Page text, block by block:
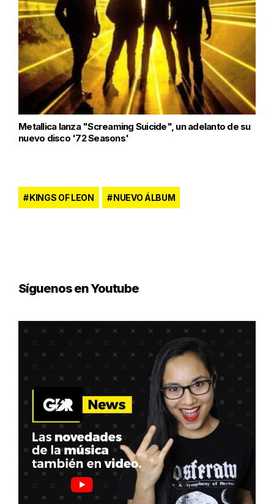
Metallica lanza "Screaming Suicide", un adelanto de su
nuevo disco '72 Seasons'
KINGS OF LEON NUEVO ÁLBUM
Síguenos en Youtube